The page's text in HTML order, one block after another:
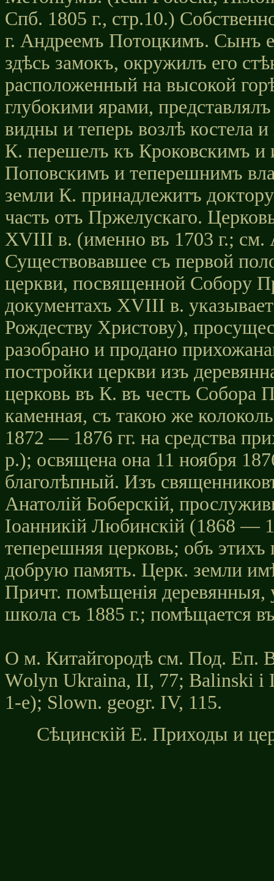
Спб. 1805 г., стр.10.)
г. Андреемъ Потоцкимъ. Сынъ
здѣсь замокъ, окружилъ его
расположенный на высокой
глубокими ярами,
видны и теперь возлѣ
К. перешелъ къ Кроковскимъ
Поповскимъ и теперешнимъ
земли К. принадлежитъ
часть отъ Пржелускаго.
XVIII в. (именно въ 1703 г.;
Существовавшее съ первой
церкви, посвященной Собору
документахъ ХVIII в.
Рождеству Христову),
разобрано и продано
постройки церкви изъ
церковь въ К. въ честь
каменная, съ такою же
1872 — 1876 гг. на средства
р.); освящена она 11 ноября
благолѣпный. Изъ
Анатолій Боберскій,
Іоанникій Любинскій (1868 —
теперешняя церковь; объ
добрую память. Церк. земли
Причт. помѣщенія деревянныя,
школа съ 1885 г.; помѣщается
О м. Китайгородѣ см. Под. Еп.
Wоlyn Ukrаіnа, II, 77; Ваlіnskі
1-е); Slown. gеоgr. IV, 115.
Сѣцинскiй Е. Приходы и